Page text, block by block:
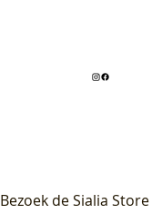
Bezoek de Sialia Store